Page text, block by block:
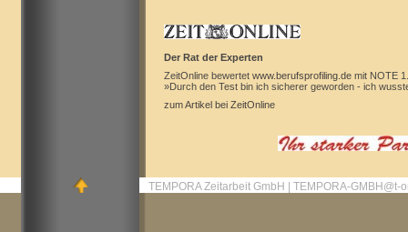
Der Rat der Experten
ZeitOnline bewertet www.berufsprofiling.de mit NOTE 1.
»Durch den Test bin ich sicherer geworden - ich
zum Artikel bei ZeitOnline
TEMPORA Zeitarbeit GmbH | TEMPORA-GMBH@t-